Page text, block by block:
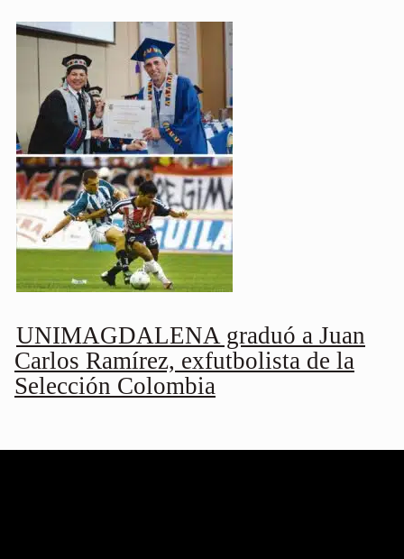
UNIMAGDALENA graduó a Juan
Carlos Ramírez, exfutbolista de la
Selección Colombia